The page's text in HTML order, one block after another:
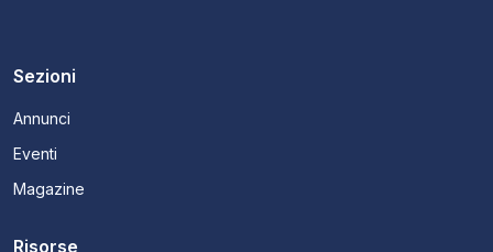
Sezioni
Annunci
Eventi
Magazine
Risorse